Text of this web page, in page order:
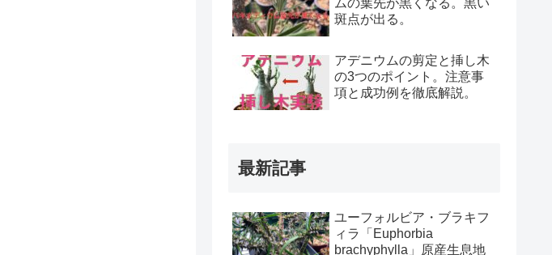
斑点が出る。
アデニウムの剪定と挿し木
の3つのポイント。注意事
項と成功例を徹底解説。
最新記事
ユーフォルビア・ブラキフ
ィラ「Euphorbia
brachyphylla」原産生息地